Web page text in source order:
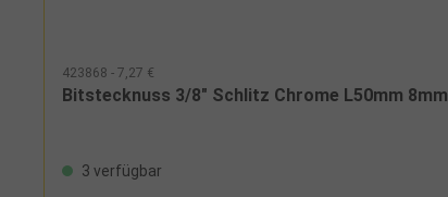
423868 - 7,27 €
Bitstecknuss 3/8" Schlitz Chrome L50mm 8mm
3 verfügbar